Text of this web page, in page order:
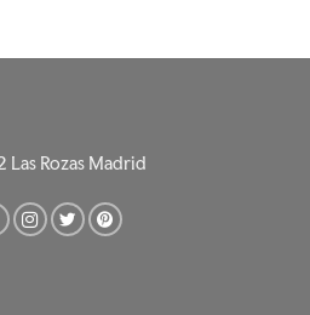
Rozas Madrid